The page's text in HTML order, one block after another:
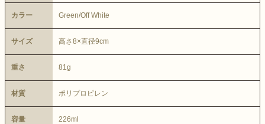
カラー Green/Off White
サイズ 高さ8×直径9cm
重さ 81g
材質 ポリプロピレン
容量 226ml